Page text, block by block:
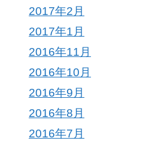
2017年2月
2017年1月
2016年11月
2016年10月
2016年9月
2016年8月
2016年7月